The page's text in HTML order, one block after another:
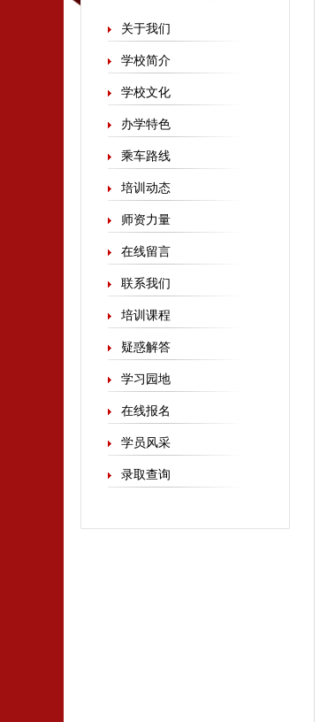
关于我们
学校简介
学校文化
办学特色
乘车路线
培训动态
师资力量
在线留言
联系我们
培训课程
疑惑解答
学习园地
在线报名
学员风采
录取查询